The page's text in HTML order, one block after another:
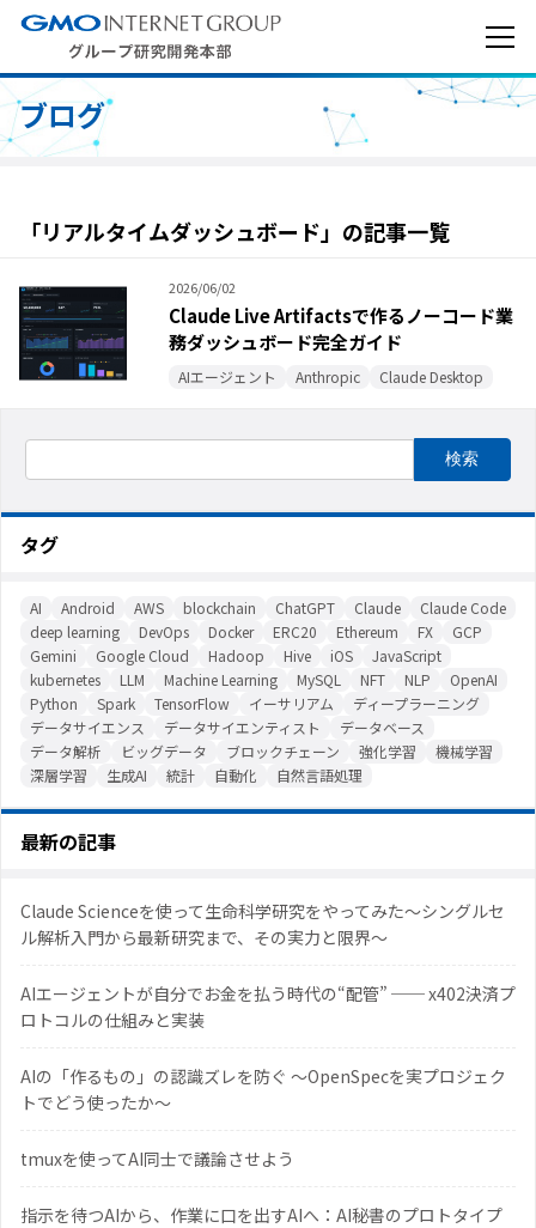
ブログ
「リアルタイムダッシュボード」の記事一覧
2026/06/02
Claude Live Artifactsで作るノーコード業
務ダッシュボード完全ガイド
AIエージェント Anthropic Claude Desktop
タグ
AI Android AWS blockchain ChatGPT Claude
Claude Code
deep learning
DevOps Docker ERC20 Ethereum FX
GCP
Gemini
Google Cloud Hadoop Hive iOS
JavaScript
kubernetes
LLM Machine Learning MySQL NFT NLP
OpenAI
Python
Spark TensorFlow イーサリアム
ディープラーニング
データサイエンス
データサイエンティスト
データベース
データ解析
ビッグデータ ブロックチェーン 強化学習
機械学習
深層学習
生成AI 統計 自動化 自然言語処理
最新の記事
Claude Scienceを使って生命科学研究をやってみた〜シングルセ
ル解析入門から最新研究まで、その実力と限界〜
AIエージェントが自分でお金を払う時代の“配管” ── x402決済プ
ロトコルの仕組みと実装
AIの「作るもの」の認識ズレを防ぐ 〜OpenSpecを実プロジェク
トでどう使ったか〜
tmuxを使ってAI同士で議論させよう
指示を待つAIから、作業に口を出すAIへ：AI秘書のプロトタイプ